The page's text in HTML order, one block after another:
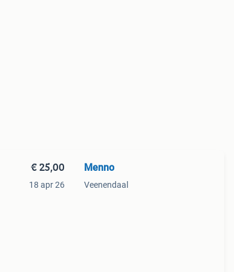
€ 25,00
18 apr 26
Menno
Veenendaal